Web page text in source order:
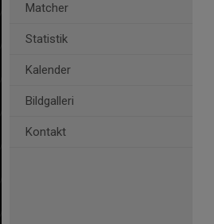
Matcher
Statistik
Kalender
Bildgalleri
Kontakt